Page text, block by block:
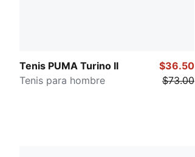
Tenis PUMA Turino II
Tenis para hombre
$36.50
$73.00